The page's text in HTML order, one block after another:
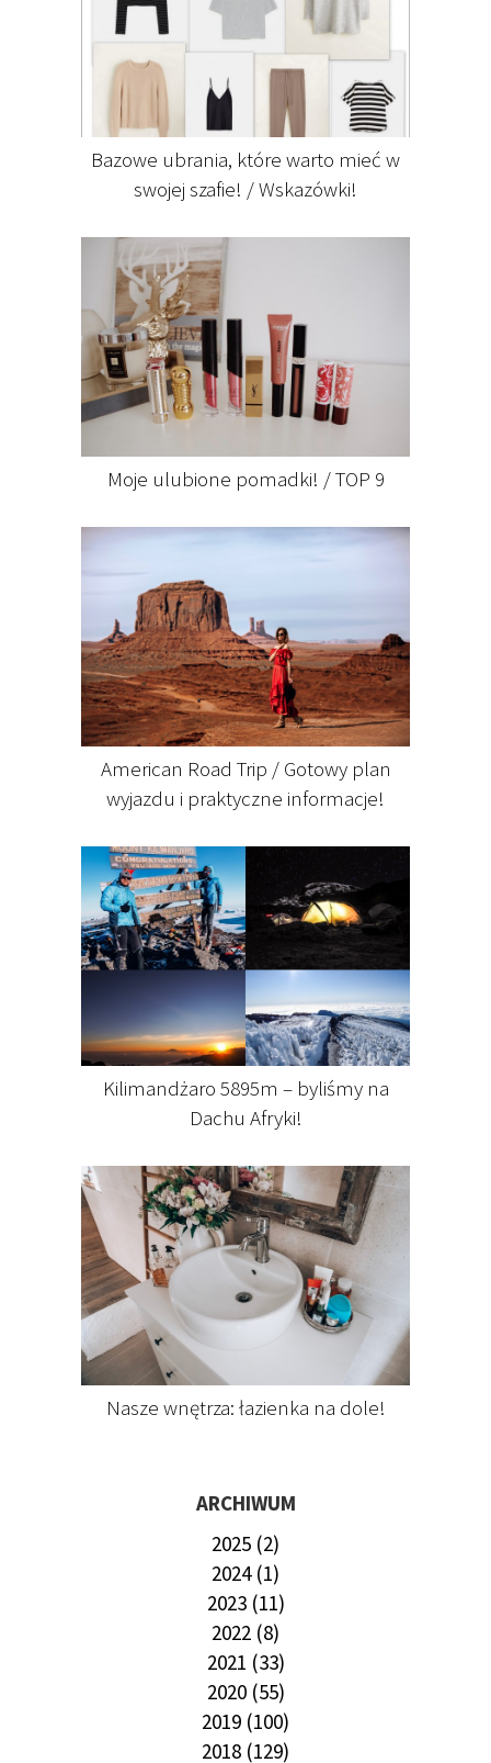
Bazowe ubrania, które warto mieć w
swojej szafie! / Wskazówki!
Moje ulubione pomadki! / TOP 9
American Road Trip / Gotowy plan
wyjazdu i praktyczne informacje!
Kilimandżaro 5895m – byliśmy na
Dachu Afryki!
Nasze wnętrza: łazienka na dole!
ARCHIWUM
2025 (2)
2024 (1)
2023 (11)
2022 (8)
2021 (33)
2020 (55)
2019 (100)
2018 (129)